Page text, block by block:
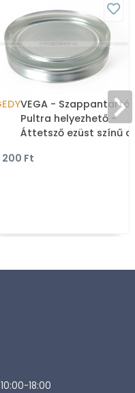
és VEGA - Szappantartó
Pultra helyezhető -
Áttetsző ezüst színű
200 Ft
10:00-18:00